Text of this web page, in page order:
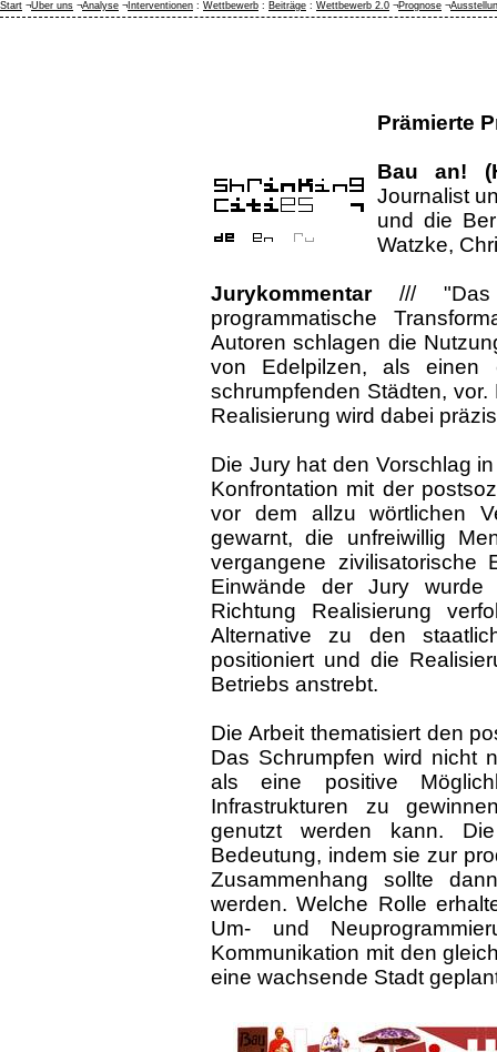
Prämierte
Bau an!
Journalist
und die
Watzke,
Jurykommentar///
programmatische
Autoren schlagen die
von Edelpilzen, als einen
schrumpfenden Städten,
Realisierung wird dabei
Die Jury hat den Vorschlag
Konfrontation mit der
vor dem allzu wörtlichen
gewarnt, die unfreiwillig
vergangene zivilisatorische
Einwände der Jury
Richtung Realisierung
Alternative zu den
positioniert und die
Betriebs anstrebt.
Die Arbeit thematisiert den
Das Schrumpfen wird nicht
als eine positive
Infrastrukturen zu
genutzt werden kann.
Bedeutung, indem sie zur
Zusammenhang sollte
werden. Welche Rolle
Um- und
Kommunikation mit den
eine wachsende Stadt
Start ¬Über uns ¬Analyse ¬ Interventionen : Wettbewerb : Beiträge : Wettbewerb 2.0 ¬Prognose ¬